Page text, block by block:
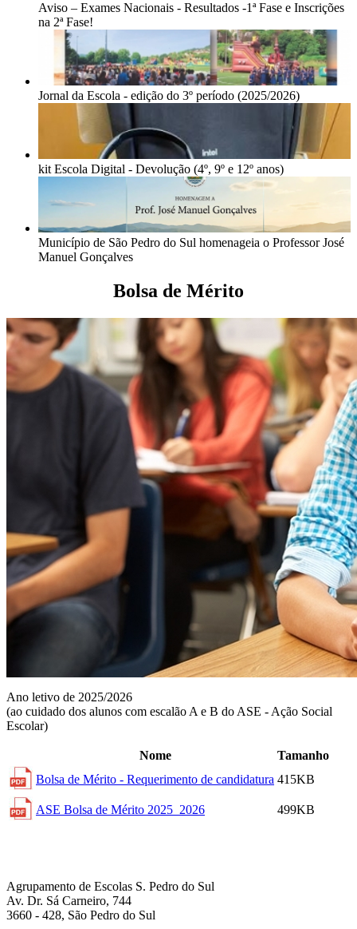
Aviso – Exames Nacionais - Resultados -1ª Fase e Inscrições
na 2ª Fase!
Jornal da Escola - edição do 3º período (2025/2026)
kit Escola Digital - Devolução (4º, 9º e 12º anos)
Município de São Pedro do Sul homenageia o Professor José
Manuel Gonçalves
Bolsa de Mérito
Ano letivo de 2025/2026
(ao cuidado dos alunos com escalão A e B do ASE - Ação Social
Escolar)
Nome
Tamanho
Bolsa de Mérito - Requerimento de candidatura 415KB
ASE Bolsa de Mérito 2025_2026
499KB
Agrupamento de Escolas S. Pedro do Sul
Av. Dr. Sá Carneiro, 744
3660 - 428, São Pedro do Sul